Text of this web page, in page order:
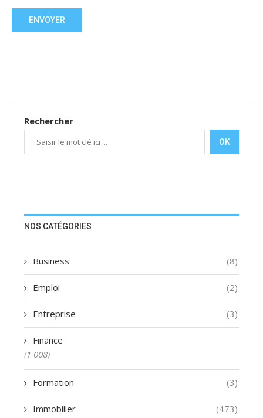
Rechercher
OK
NOS CATÉGORIES
Business (8)
Emploi (2)
Entreprise (3)
Finance
(1 008)
Formation (3)
Immobilier (473)